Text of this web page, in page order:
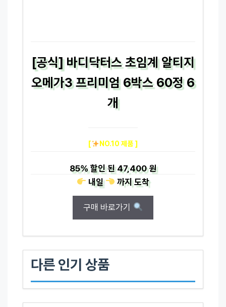
[공식] 바디닥터스 초임계 알티지
오메가3 프리미엄 6박스 60정 6
개
[ NO.10 제품 ]
85%할인 된47,400 원
내일
까지도착
구매 바로가기
다른 인기 상품